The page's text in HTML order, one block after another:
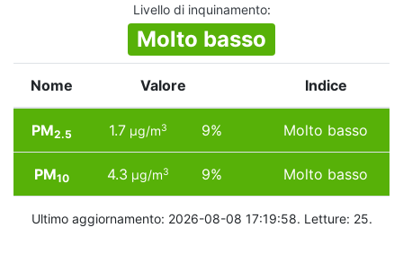
Livello di inquinamento:
Molto basso
Nome Valore Indice
PM2.5 1.7 µg/m3 9% Molto basso
PM10 4.3 µg/m3 9% Molto basso
Ultimo aggiornamento: 2026-08-08 17:19:58. Letture: 25.